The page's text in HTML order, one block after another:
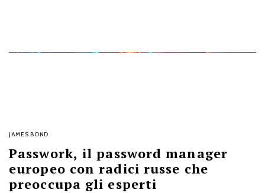
JAMES BOND
Passwork, il password manager
europeo con radici russe che
preoccupa gli esperti